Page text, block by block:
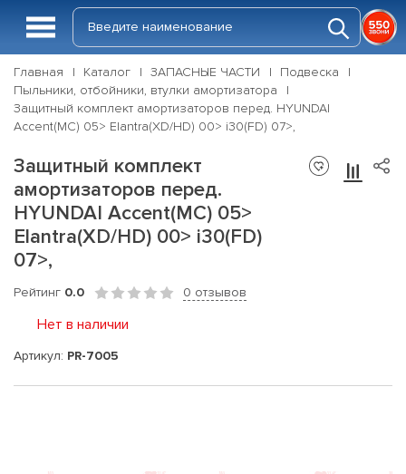
Главная Каталог ЗАПАСНЫЕ ЧАСТИ
Подвеска
Пыльники, отбойники, втулки амортизатора
Защитный комплект амортизаторов перед. HYUNDAI
Accent(MC) 05> Elantra(XD/HD) 00> i30(FD) 07>,
Защитный комплект
амортизаторов перед.
HYUNDAI Accent(MC) 05>
Elantra(XD/HD) 00> i30(FD)
07>,
Рейтинг 0.0 0 отзывов
Нет в наличии
Артикул: PR-7005